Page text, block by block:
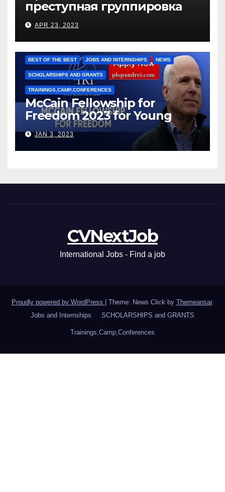
преступная группировка
под руководством Игоря
Рижкова (Ryzhkov Ihor) и
Марии Соколовой
APR 23, 2023
BEST OF THE BEST JOBS AND INTERNSHIPS NEWS
SCHOLARSHIPS AND GRANTS
TRAININGS,CAMP,CONFERENCES
McCain Fellowship for
Freedom 2023 for Young
Leaders
JAN 3, 2023
CVNextJob
International Jobs - Find a job
Proudly powered by WordPress Theme: News Click by Themeansar.
Jobs and Internships
SCHOLARSHIPS and GRANTS
Trainings,Camp,Conferences